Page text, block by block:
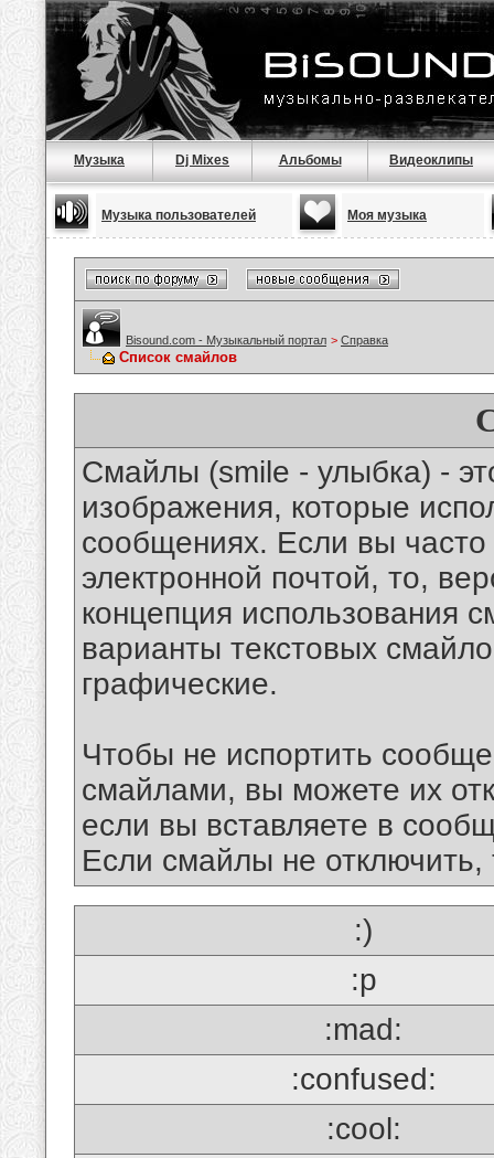
Музыка Dj Mixes Альбомы Видеоклипы
Музыка пользователей Моя музыка
Bisound.com - Музыкальный портал > Справка
Список смайлов
Смайлы (smile - улыбка) -
изображения, которые
сообщениях. Если вы часто
электронной почтой, то,
концепция использования
варианты текстовых
графические.
Чтобы не испортить
смайлами, вы можете их
если вы вставляете в
Если смайлы не отключить,
:)
:p
:mad:
:confused:
:cool: